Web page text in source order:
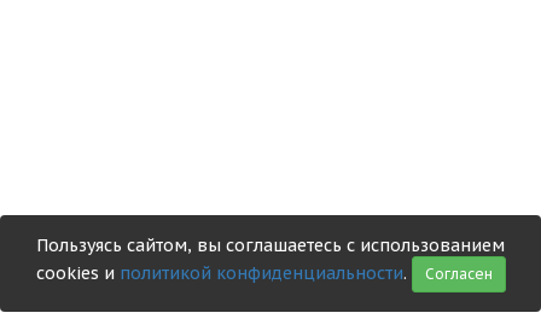
Пользуясь сайтом, вы соглашаетесь с использованием
cookies и политикой конфиденциальности. Согласен